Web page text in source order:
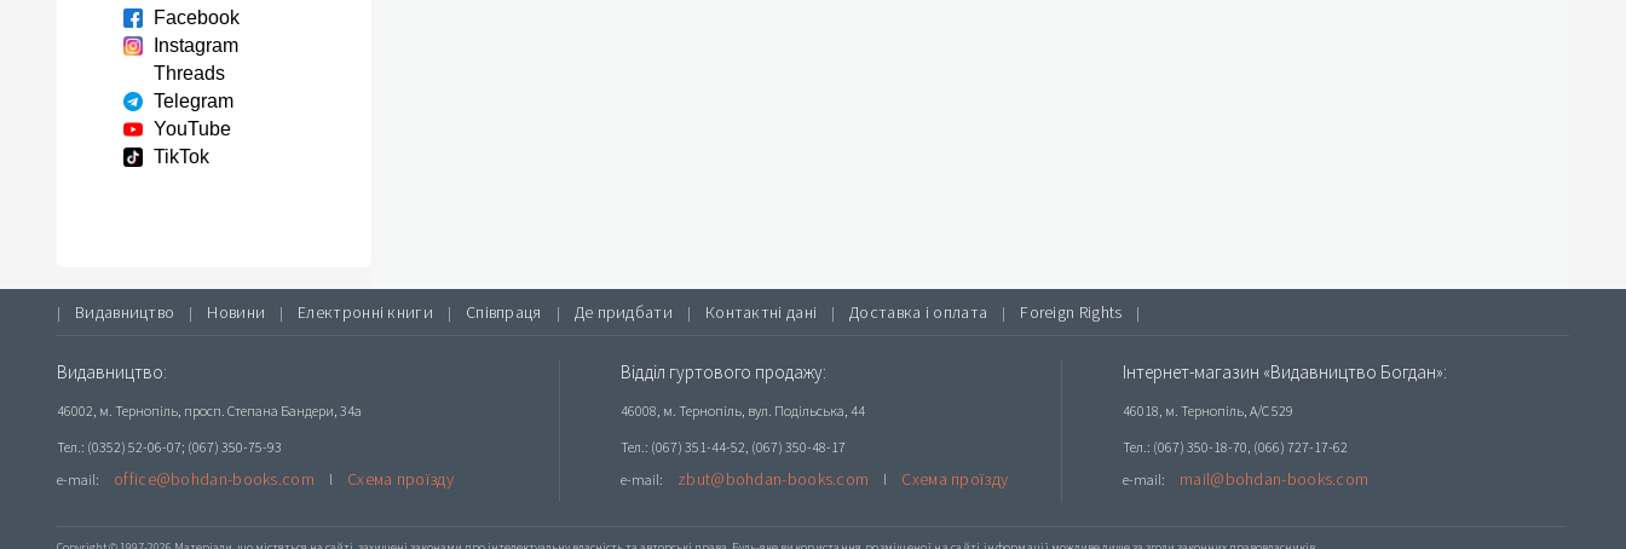
Facebook
Instagram
Threads
Telegram
YouTube
TikTok
| Видавництво | Новини | Електронні книги | Співпраця | Де придбати | Контактні дані | Доставка і оплата | Foreign Rights |
Видавництво:
46002, м. Тернопіль, просп. Степана Бандери, 34а
Тел.: (0352) 52-06-07; (067) 350-75-93
e-mail:
office@bohdan-books.com l Схема проїзду
Відділ гуртового продажу:
46008, м. Тернопіль, вул. Подільська, 44
Тел.: (067) 351-44-52, (067) 350-48-17
e-mail:
zbut@bohdan-books.com l Схема проїзду
Інтернет-магазин «Видавництво Богдан»:
46018, м. Тернопіль, А/С 529
Тел.: (067) 350-18-70, (066) 727-17-62
e-mail:
mail@bohdan-books.com